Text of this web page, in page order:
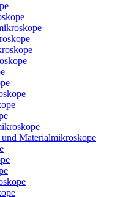
Materialmikroskope